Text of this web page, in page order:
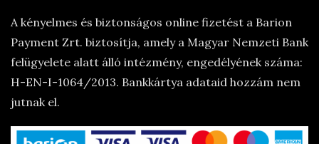
A kényelmes és biztonságos online fizetést a Barion
Payment Zrt. biztosítja, amely a Magyar Nemzeti Bank
felügyelete alatt álló intézmény, engedélyének száma:
H-EN-I-1064/2013. Bankkártya adataid hozzám nem
jutnak el.